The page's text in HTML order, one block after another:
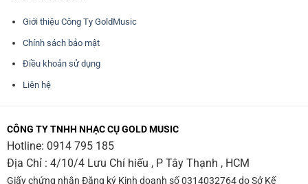
Giới thiệu Công Ty GoldMusic
Chính sách bảo mật
Điều khoản sử dụng
Liên hệ
CÔNG TY TNHH NHẠC CỤ GOLD MUSIC
Hotline: 0914 795 185
Địa Chỉ : 4/10/4 Lưu Chí hiếu , P Tây Thạnh , HCM
Giấy chứng nhận Đăng ký Kinh doanh số 0314032764 do Sở Kế